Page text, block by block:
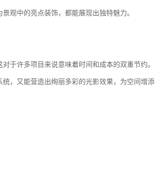
观中的亮点装饰，都能展现出独特魅力。
于许多项目来说意味着时间和成本的双重节约。
，又能营造出绚丽多彩的光影效果，为空间增添